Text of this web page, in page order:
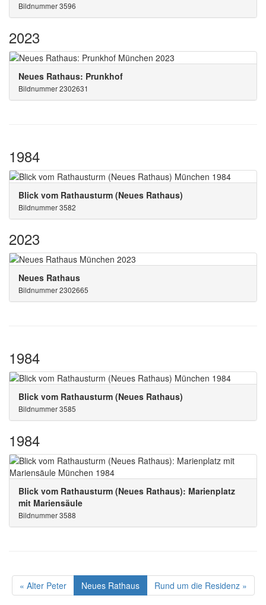
Bildnummer 3596
2023
Neues Rathaus: Prunkhof
Bildnummer 2302631
1984
Blick vom Rathausturm (Neues Rathaus)
Bildnummer 3582
2023
Neues Rathaus
Bildnummer 2302665
1984
Blick vom Rathausturm (Neues Rathaus)
Bildnummer 3585
1984
Blick vom Rathausturm (Neues Rathaus): Marienplatz
mit Mariensäule
Bildnummer 3588
« Alter Peter Neues Rathaus Rund um die Residenz »